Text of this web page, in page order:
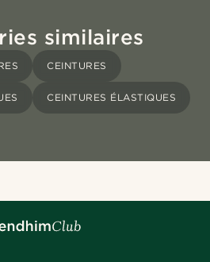
similaires
CEINTURES
CEINTURES ÉLASTIQUES